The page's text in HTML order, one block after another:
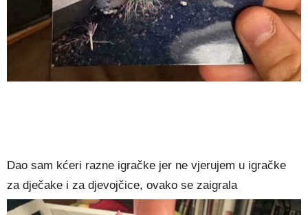
Dao sam kćeri razne igračke jer ne vjerujem u igračke
za dječake i za djevojčice, ovako se zaigrala